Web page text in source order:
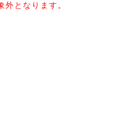
となります。